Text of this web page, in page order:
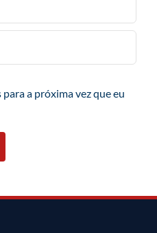
a próxima vez que eu